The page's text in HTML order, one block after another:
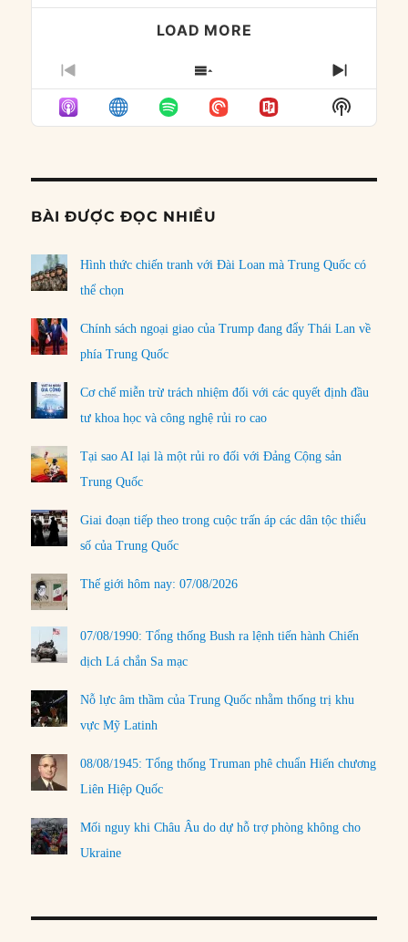
LOAD MORE
PREVIOUS
EPISODE
SHOW
EPISODES
LIST
NEXT
Show
Podcast
BÀI ĐƯỢC ĐỌC NHIỀU
Hình thức chiến tranh với Đài Loan mà Trung Quốc có
thể chọn
Chính sách ngoại giao của Trump đang đẩy Thái Lan về
phía Trung Quốc
Cơ chế miễn trừ trách nhiệm đối với các quyết định đầu
tư khoa học và công nghệ rủi ro cao
Tại sao AI lại là một rủi ro đối với Đảng Cộng sản
Trung Quốc
Giai đoạn tiếp theo trong cuộc trấn áp các dân tộc thiểu
số của Trung Quốc
Thế giới hôm nay: 07/08/2026
07/08/1990: Tổng thống Bush ra lệnh tiến hành Chiến
dịch Lá chắn Sa mạc
Nỗ lực âm thầm của Trung Quốc nhằm thống trị khu
vực Mỹ Latinh
08/08/1945: Tổng thống Truman phê chuẩn Hiến chương
Liên Hiệp Quốc
Mối nguy khi Châu Âu do dự hỗ trợ phòng không cho
Ukraine